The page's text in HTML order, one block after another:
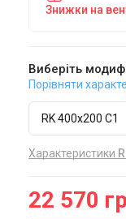
Знижки на
Виберіть
Порівняти
RK 400x200 C1
Характеристики
22 570